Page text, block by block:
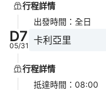
行程詳情
出發時間 ： 全日
D7
05/31 卡利亞里
行程詳情
抵達時間 ： 08:00